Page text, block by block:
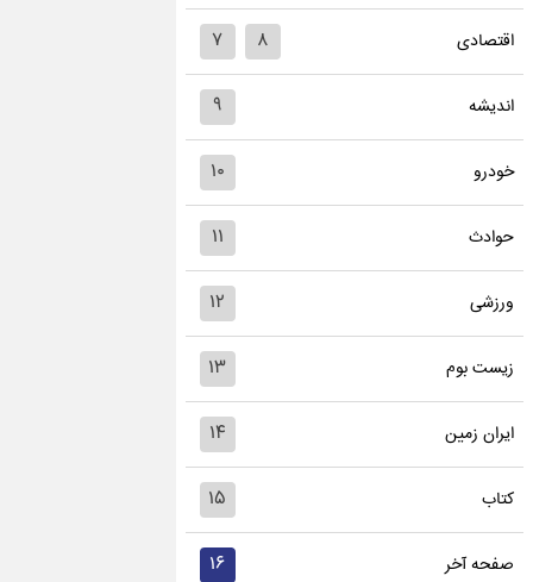
اقتصادی ۷ ۸
اندیشه ۹
خودرو ۱۰
حوادث ۱۱
ورزشی ۱۲
زیست بوم ۱۳
ایران زمین ۱۴
کتاب ۱۵
صفحه آخر ۱۶